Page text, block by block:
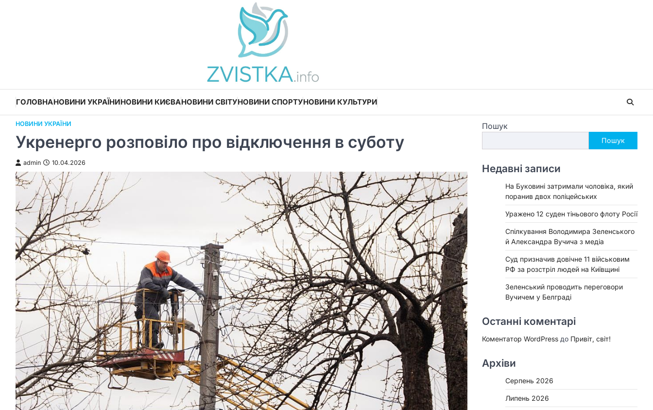
ГОЛОВНАНОВИНИ УКРАЇНИНОВИНИ КИЄВАНОВИНИ СВІТУНОВИНИ СПОРТУНОВИНИ КУЛЬТУРИ
НОВИНИ УКРАЇНИ
Укренерго розповіло про відключення в суботу
admin 10.04.2026
Пошук
Пошук
Недавні записи
На Буковині затримали чоловіка, який
поранив двох поліцейських
Уражено 12 суден тіньового флоту Росії
Спілкування Володимира Зеленського
й Александра Вучича з медіа
Суд призначив довічне 11 військовим
РФ за розстріл людей на Київщині
Зеленський проводить переговори
Вучичем у Белграді
Останні коментарі
Коментатор WordPress до Привіт, світ!
Архіви
Серпень 2026
Липень 2026